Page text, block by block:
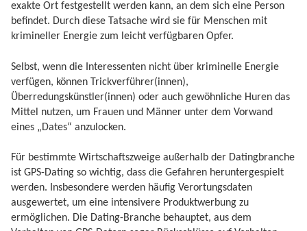
exakte Ort festgestellt werden kann, an dem sich eine Person
befindet. Durch diese Tatsache wird sie für Menschen mit
krimineller Energie zum leicht verfügbaren Opfer.
Selbst, wenn die Interessenten nicht über kriminelle Energie
verfügen, können Trickverführer(innen),
Überredungskünstler(innen) oder auch gewöhnliche Huren das
Mittel nutzen, um Frauen und Männer unter dem Vorwand
eines „Dates“ anzulocken.
Für bestimmte Wirtschaftszweige außerhalb der Datingbranche
ist GPS-Dating so wichtig, dass die Gefahren heruntergespielt
werden. Insbesondere werden häufig Verortungsdaten
ausgewertet, um eine intensivere Produktwerbung zu
ermöglichen. Die Dating-Branche behauptet, aus dem